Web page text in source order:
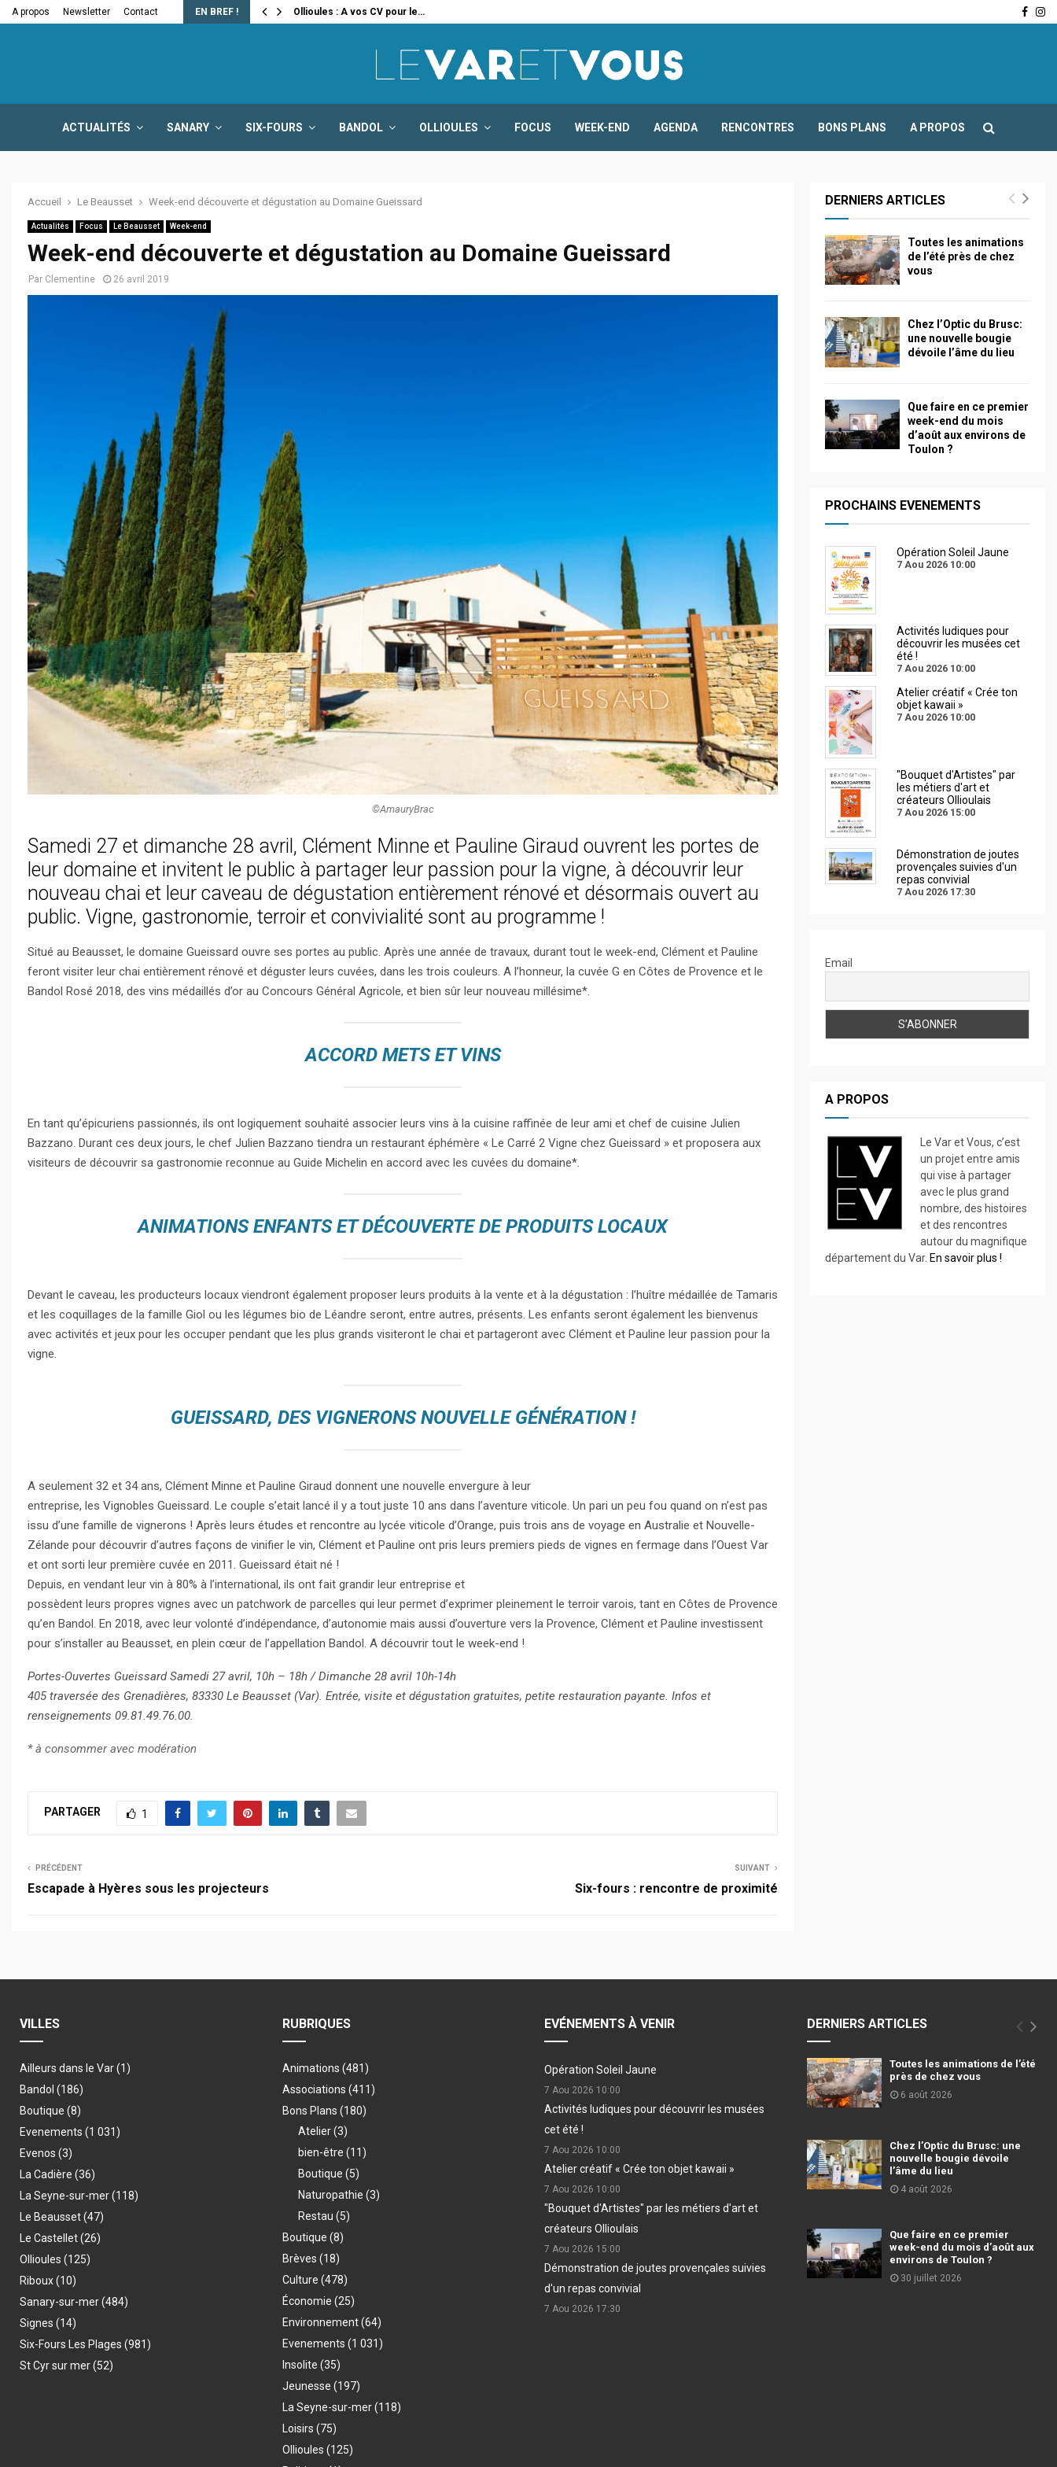
A propos Newsletter Contact EN BREF !
la fermeture… Ollioules : A vos CV pour le…
ACTUALITÉS SANARY SIX-FOURS BANDOL OLLIOULES FOCUS WEEK-END AGENDA RENCONTRES BONS PLANS A PROPOS
Accueil Le Beausset Week-end découverte et dégustation au Domaine Gueissard
Actualités Focus Le Beausset Week-end
Week-end découverte et dégustation au Domaine Gueissard
Par Clementine 26 avril 2019
©AmauryBrac
Samedi 27 et dimanche 28 avril, Clément Minne et Pauline Giraud ouvrent les portes de
leur domaine et invitent le public à partager leur passion pour la vigne, à découvrir leur
nouveau chai et leur caveau de dégustation entièrement rénové et désormais ouvert au
public. Vigne, gastronomie, terroir et convivialité sont au programme !
Situé au Beausset, le domaine Gueissard ouvre ses portes au public. Après une année de travaux, durant tout le week-end, Clément et Pauline
feront visiter leur chai entièrement rénové et déguster leurs cuvées, dans les trois couleurs. A l’honneur, la cuvée G en Côtes de Provence et le
Bandol Rosé 2018, des vins médaillés d’or au Concours Général Agricole, et bien sûr leur nouveau millésime*.
ACCORD METS ET VINS
En tant qu’épicuriens passionnés, ils ont logiquement souhaité associer leurs vins à la cuisine raffinée de leur ami et chef de cuisine Julien
Bazzano. Durant ces deux jours, le chef Julien Bazzano tiendra un restaurant éphémère « Le Carré 2 Vigne chez Gueissard » et proposera aux
visiteurs de découvrir sa gastronomie reconnue au Guide Michelin en accord avec les cuvées du domaine*.
ANIMATIONS ENFANTS ET DÉCOUVERTE DE PRODUITS LOCAUX
Devant le caveau, les producteurs locaux viendront également proposer leurs produits à la vente et à la dégustation : l’huître médaillée de Tamaris
et les coquillages de la famille Giol ou les légumes bio de Léandre seront, entre autres, présents. Les enfants seront également les bienvenus
avec activités et jeux pour les occuper pendant que les plus grands visiteront le chai et partageront avec Clément et Pauline leur passion pour la
vigne.
GUEISSARD, DES VIGNERONS NOUVELLE GÉNÉRATION !
A seulement 32 et 34 ans, Clément Minne et Pauline Giraud donnent une nouvelle envergure à leur
entreprise, les Vignobles Gueissard. Le couple s’etait lancé il y a tout juste 10 ans dans l’aventure viticole. Un pari un peu fou quand on n’est pas
issu d’une famille de vignerons ! Après leurs études et rencontre au lycée viticole d’Orange, puis trois ans de voyage en Australie et Nouvelle-
Zélande pour découvrir d’autres façons de vinifier le vin, Clément et Pauline ont pris leurs premiers pieds de vignes en fermage dans l’Ouest Var
et ont sorti leur première cuvée en 2011. Gueissard était né !
Depuis, en vendant leur vin à 80% à l’international, ils ont fait grandir leur entreprise et
possèdent leurs propres vignes avec un patchwork de parcelles qui leur permet d’exprimer pleinement le terroir varois, tant en Côtes de Provence
qu’en Bandol. En 2018, avec leur volonté d’indépendance, d’autonomie mais aussi d’ouverture vers la Provence, Clément et Pauline investissent
pour s’installer au Beausset, en plein cœur de l’appellation Bandol. A découvrir tout le week-end !
Portes-Ouvertes Gueissard Samedi 27 avril, 10h – 18h / Dimanche 28 avril 10h-14h
405 traversée des Grenadières, 83330 Le Beausset (Var). Entrée, visite et dégustation gratuites, petite restauration payante. Infos et
renseignements 09.81.49.76.00.
* à consommer avec modération
PARTAGER 1
PRÉCÉDENT
Escapade à Hyères sous les projecteurs
SUIVANT
Six-fours : rencontre de proximité
DERNIERS ARTICLES
Toutes les animations
de l’été près de chez
vous
Chez l’Optic du Brusc:
une nouvelle bougie
dévoile l’âme du lieu
Que faire en ce premier
week-end du mois
d’août aux environs de
Toulon ?
PROCHAINS EVENEMENTS
Opération Soleil Jaune
7 Aou 2026 10:00
Activités ludiques pour
découvrir les musées cet
été !
7 Aou 2026 10:00
Atelier créatif « Crée ton
objet kawaii »
7 Aou 2026 10:00
"Bouquet d'Artistes" par
les métiers d'art et
créateurs Ollioulais
7 Aou 2026 15:00
Démonstration de joutes
provençales suivies d'un
repas convivial
7 Aou 2026 17:30
Email
A PROPOS
Le Var et Vous, c’est
un projet entre amis
qui vise à partager
avec le plus grand
nombre, des histoires
et des rencontres
autour du magnifique
département du Var. En savoir plus !
VILLES
Ailleurs dans le Var(1)
Bandol (186)
Boutique (8)
Evenements (1 031)
Evenos (3)
La Cadière (36)
La Seyne-sur-mer(118)
Le Beausset(47)
Le Castellet(26)
Ollioules (125)
Riboux(10)
Sanary-sur-mer(484)
Signes (14)
Six-Fours Les Plages (981)
St Cyr sur mer(52)
RUBRIQUES
Animations (481)
Associations (411)
Bons Plans (180)
Atelier(3)
bien-être (11)
Boutique (5)
Naturopathie (3)
Restau (5)
Boutique (8)
Brèves (18)
Culture (478)
Économie (25)
Environnement(64)
Evenements (1 031)
Insolite (35)
Jeunesse (197)
La Seyne-sur-mer(118)
Loisirs (75)
Ollioules (125)
EVÉNEMENTS À VENIR
Opération Soleil Jaune
7 Aou 2026 10:00
Activités ludiques pour découvrir les musées
cet été !
7 Aou 2026 10:00
Atelier créatif « Crée ton objet kawaii »
7 Aou 2026 10:00
"Bouquet d'Artistes" par les métiers d'art et
créateurs Ollioulais
7 Aou 2026 15:00
Démonstration de joutes provençales suivies
d'un repas convivial
7 Aou 2026 17:30
DERNIERS ARTICLES
Toutes les animations de l’été
près de chez vous
6 août 2026
Chez l’Optic du Brusc: une
nouvelle bougie dévoile
l’âme du lieu
4 août 2026
Que faire en ce premier
week-end du mois d’août aux
environs de Toulon ?
30 juillet 2026